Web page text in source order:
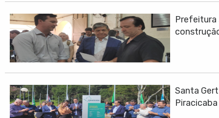
Prefeitura
Santa
Piracicaba